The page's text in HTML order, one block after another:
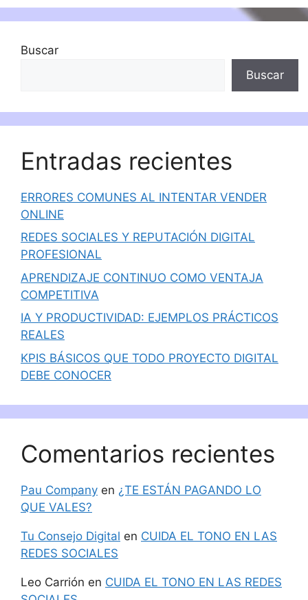
Buscar
Buscar
Entradas recientes
ERRORES COMUNES AL INTENTAR VENDER
ONLINE
REDES SOCIALES Y REPUTACIÓN DIGITAL
PROFESIONAL
APRENDIZAJE CONTINUO COMO VENTAJA
COMPETITIVA
IA Y PRODUCTIVIDAD: EJEMPLOS PRÁCTICOS
REALES
KPIS BÁSICOS QUE TODO PROYECTO DIGITAL
DEBE CONOCER
Comentarios recientes
Pau Company en ¿TE ESTÁN PAGANDO LO
QUE VALES?
Tu Consejo Digital en CUIDA EL TONO EN LAS
REDES SOCIALES
Leo Carrión en CUIDA EL TONO EN LAS REDES